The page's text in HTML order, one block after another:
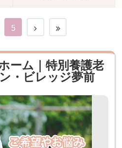
施設関係者の方へ
5
ーム｜特別養護老
・ビレッジ夢前